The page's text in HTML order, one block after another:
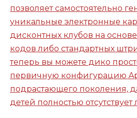
позволяет самостоятельно
уникальные электронные
дисконтных клубов на
кодов либо стандартных
теперь вы можете дико
первичную конфигурацию
подрастающего поколения,
детей полностью